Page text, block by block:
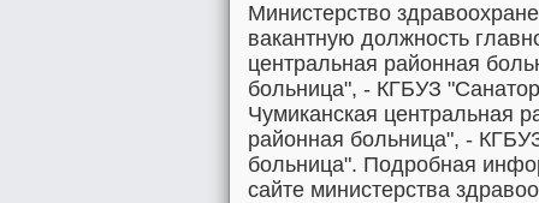
Министерство
вакантную должность
центральная районная
больница", - КГБУЗ
Чумиканская центральная
районная больница", -
больница". Подробная
сайте министерства